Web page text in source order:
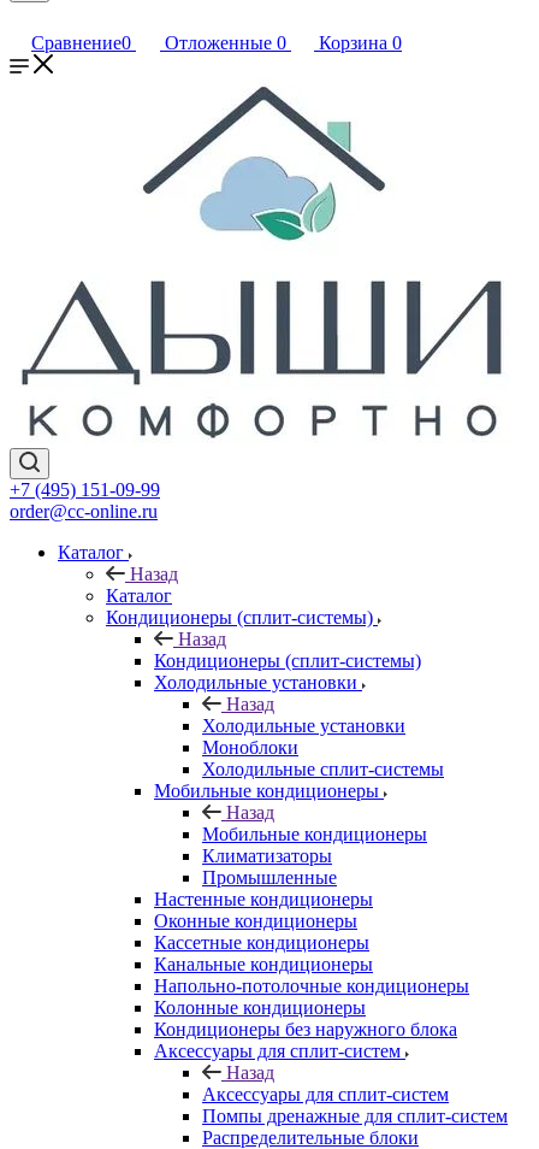
Сравнение0 Отложенные 0 Корзина 0
+7 (495) 151-09-99
order@cc-online.ru
Каталог
Назад
Каталог
Кондиционеры (сплит-системы)
Назад
Кондиционеры (сплит-системы)
Холодильные установки
Назад
Холодильные установки
Моноблоки
Холодильные сплит-системы
Мобильные кондиционеры
Назад
Мобильные кондиционеры
Климатизаторы
Промышленные
Настенные кондиционеры
Оконные кондиционеры
Кассетные кондиционеры
Канальные кондиционеры
Напольно-потолочные кондиционеры
Колонные кондиционеры
Кондиционеры без наружного блока
Аксессуары для сплит-систем
Назад
Аксессуары для сплит-систем
Помпы дренажные для сплит-систем
Распределительные блоки